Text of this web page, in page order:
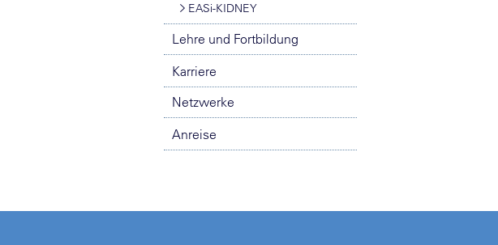
EASi-KIDNEY
Lehre und Fortbildung
Karriere
Netzwerke
Anreise